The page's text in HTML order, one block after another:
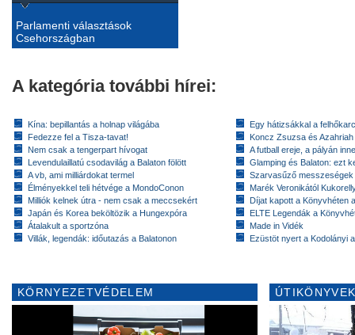
Parlamenti választások
Csehországban
A kategória további hírei:
Kína: bepillantás a holnap világába
Fedezze fel a Tisza-tavat!
Nem csak a tengerpart hívogat
Levendulaillatú csodavilág a Balaton fölött
A vb, ami milliárdokat termel
Élményekkel teli hétvége a MondoConon
Milliók kelnek útra - nem csak a meccsekért
Japán és Korea beköltözik a Hungexpóra
Átalakult a sportzóna
Villák, legendák: időutazás a Balatonon
Egy hátizsákkal a
Koncz Zsuzsa és
A futball ereje, a pályán
Glamping és Balaton: ezt
Szarvasűző messzeségek
Marék Veronikától
Díjat kapott a Könyvhéten
ELTE Legendák a
Made in Vidék
Ezüstöt nyert a Kodolányi
KÖRNYEZETVÉDELEM